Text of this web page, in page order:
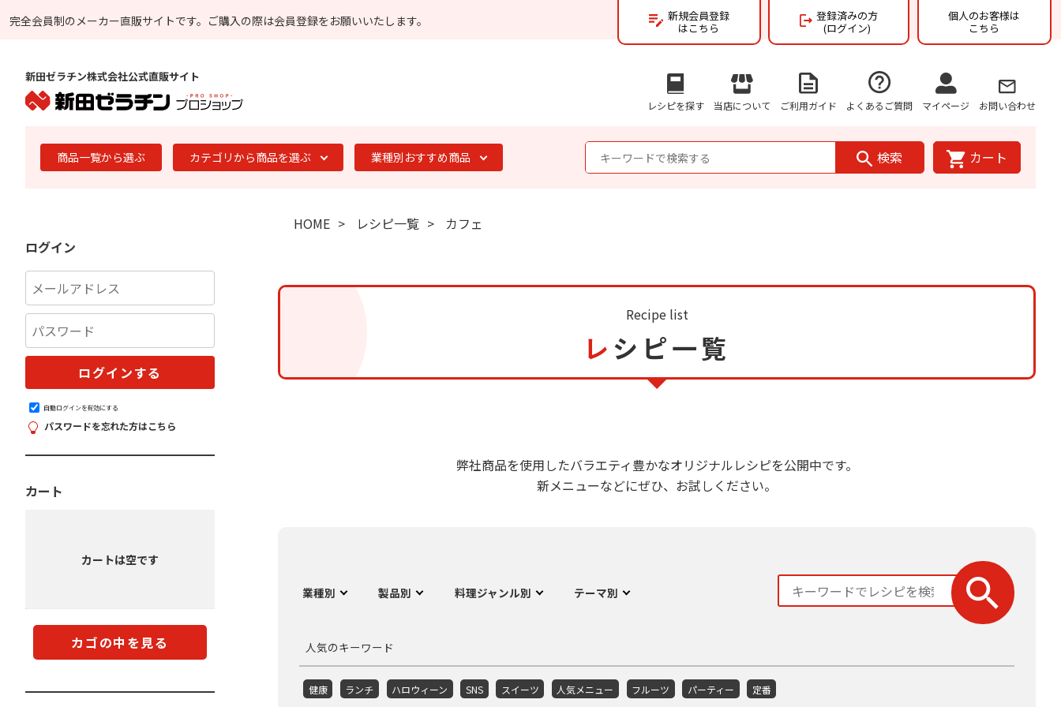
完全会員制のメーカー直販サイトです。 ご購入の際は会員登録をお願いいたします。
新規会員登録
はこちら
登録済みの方
(ログイン)
個人のお客様は
こちら
新田ゼラチン株式会社公式直販サイト
レシピを探す 当店について ご利用ガイド よくあるご質問 マイページ お問い合わせ
商品一覧から選ぶ カテゴリから商品を選ぶ 業種別おすすめ商品 検索 カート
ログイン
自動ログインを有効にする
パスワードを忘れた方はこちら
カート
カートは空です
カゴの中を見る
HOME レシピ一覧 カフェ
Recipe list
レシピ一覧
弊社商品を使用したバラエティ豊かなオリジナルレシピを公開中です。
新メニューなどにぜひ、お試しください。
業種別 製品別 料理ジャンル別 テーマ別
人気のキーワード
健康 ランチ ハロウィーン SNS スイーツ 人気メニュー フルーツ パーティー 定番